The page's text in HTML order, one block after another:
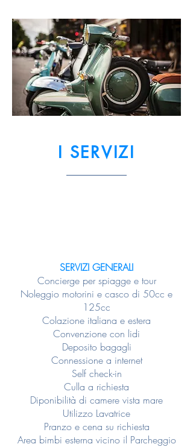
I SERVIZI
SERVIZI GENERALI
Concierge per spiagge e tour
Noleggio motorini e casco di 50cc e
125cc
Colazione italiana e estera
Convenzione con lidi
Deposito bagagli
Connessione a internet
Self check-in
Culla a richiesta
Diponibilità di camere vista mare
Utilizzo Lavatrice
Pranzo e cena su richiesta
Area bimbi esterna vicino il Parcheggio